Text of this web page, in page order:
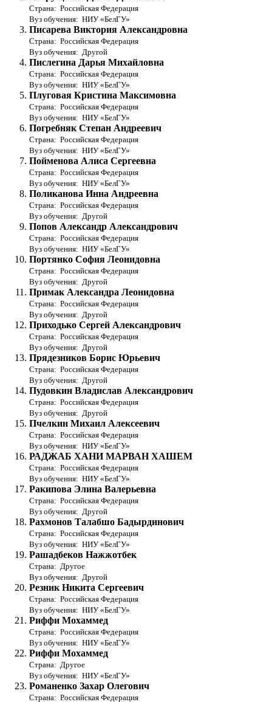
Страна: Российская Федерация
Вуз обучения: НИУ «БелГУ»
Писарева Виктория Александровна
Страна: Российская Федерация
Вуз обучения: Другой
Пислегина Дарья Михайловна
Страна: Российская Федерация
Вуз обучения: НИУ «БелГУ»
Плуговая Кристина Максимовна
Страна: Российская Федерация
Вуз обучения: НИУ «БелГУ»
Погребняк Степан Андреевич
Страна: Российская Федерация
Вуз обучения: НИУ «БелГУ»
Пойменова Алиса Сергеевна
Страна: Российская Федерация
Вуз обучения: НИУ «БелГУ»
Поликанова Инна Андреевна
Страна: Российская Федерация
Вуз обучения: Другой
Попов Александр Александрович
Страна: Российская Федерация
Вуз обучения: НИУ «БелГУ»
Портянко София Леонидовна
Страна: Российская Федерация
Вуз обучения: Другой
Примак Александра Леонидовна
Страна: Российская Федерация
Вуз обучения: Другой
Приходько Сергей Александрович
Страна: Российская Федерация
Вуз обучения: Другой
Прядезников Борис Юрьевич
Страна: Российская Федерация
Вуз обучения: Другой
Пудовкин Владислав Александрович
Страна: Российская Федерация
Вуз обучения: Другой
Пчелкин Михаил Алексеевич
Страна: Российская Федерация
Вуз обучения: НИУ «БелГУ»
РАДЖАБ ХАНИ МАРВАН ХАШЕМ
Страна: Российская Федерация
Вуз обучения: НИУ «БелГУ»
Ракипова Элина Валерьевна
Страна: Российская Федерация
Вуз обучения: Другой
Рахмонов Талабшо Бадырдинович
Страна: Российская Федерация
Вуз обучения: НИУ «БелГУ»
Рашадбеков Нажжотбек
Страна: Другое
Вуз обучения: Другой
Резник Никита Сергеевич
Страна: Российская Федерация
Вуз обучения: НИУ «БелГУ»
Риффи Мохаммед
Страна: Российская Федерация
Вуз обучения: НИУ «БелГУ»
Риффи Мохаммед
Страна: Другое
Вуз обучения: НИУ «БелГУ»
Романенко Захар Олегович
Страна: Российская Федерация